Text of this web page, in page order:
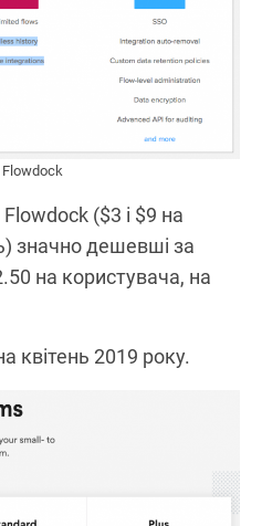
($3 і $9 на
значно дешевші за
на користувача, на
квітень 2019 року.